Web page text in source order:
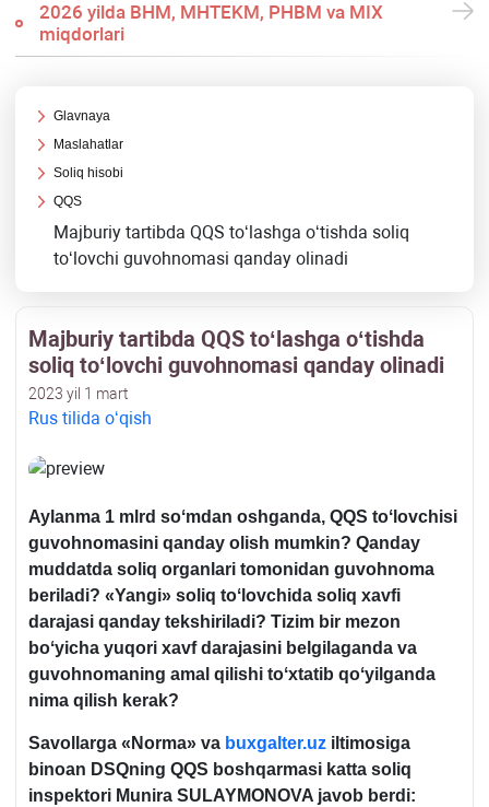
2026 yilda BHM, MHTEKM, PHBM va MIX
miqdorlari
Glavnaya
Maslahatlar
Soliq hisobi
QQS
Majburiy tartibda QQS toʻlashga oʻtishda soliq
toʻlovchi guvohnomasi qanday olinadi
Majburiy tartibda QQS toʻlashga oʻtishda
soliq toʻlovchi guvohnomasi qanday olinadi
2023 yil 1 mart
Rus tilida oʻqish
Aylanma 1 mlrd soʻmdan oshganda, QQS toʻlovchisi
guvohnomasini qanday olish mumkin? Qanday
muddatda soliq organlari tomonidan guvohnoma
beriladi? «Yangi» soliq toʻlovchida soliq хavfi
darajasi qanday tekshiriladi? Tizim bir mezon
boʻyicha yuqori хavf darajasini belgilaganda va
guvohnomaning amal qilishi toʻхtatib qoʻyilganda
nima qilish kerak?
Savollarga «Norma» va buxgalter.uz iltimosiga
binoan DSQning QQS boshqarmasi katta soliq
inspektori Munira SULAYMONOVA javob berdi: